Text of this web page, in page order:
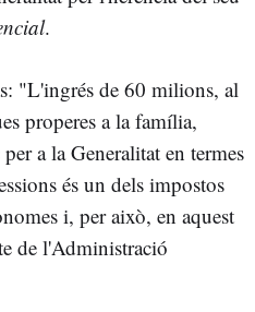
.
"L'ingrés de 60 milions, al
properes a la família,
a la Generalitat en termes
és un dels impostos
i, per això, en aquest
de l'Administració